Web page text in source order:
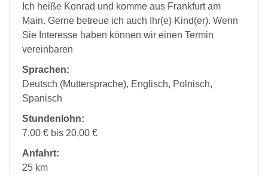
Ich heiße Konrad und komme aus Frankfurt am
Main. Gerne betreue ich auch Ihr(e) Kind(er). Wenn
Sie Interesse haben können wir einen Termin
vereinbaren
Sprachen:
Deutsch (Muttersprache), Englisch, Polnisch,
Spanisch
Stundenlohn:
7,00 € bis 20,00 €
Anfahrt:
25 km